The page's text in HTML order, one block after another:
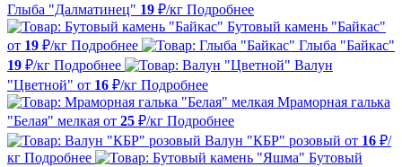
Глыба "Далматинец" 19 ₽/кг Подробнее
Бутовый камень "Байкас"
от 19 ₽/кг Подробнее
Глыба "Байкас"
19 ₽/кг Подробнее
Валун
"Цветной" от 16 ₽/кг Подробнее
Мраморная галька
"Белая" мелкая от 25 ₽/кг Подробнее
Валун "КБР" розовый от 16 ₽/
кг Подробнее
Бутовый